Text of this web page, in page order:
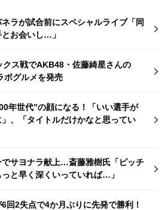
ラが試合前にスペシャルライブ「同
お会いし…」
クス戦でAKB48・佐藤綺星さんの
ボグルメを発売
年世代”の顔になる！「いい選手が
、「タイトルだけかなと思ってい
サヨナラ献上…斎藤雅樹氏「ピッチ
と早く深くいっていれば…」
回2失点で4か月ぶりに先発で勝利！